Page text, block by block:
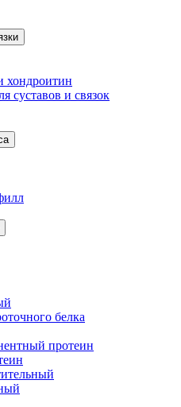
хондроитин
суставов и связок
белка
протеин